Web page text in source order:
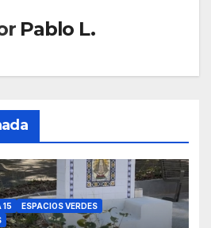
Pablo L.
15
ESPACIOS VERDES